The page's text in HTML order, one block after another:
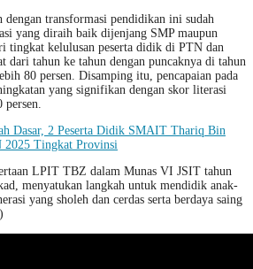
transformasi pendidikan ini sudah
yang diraih baik dijenjang SMP maupun
tingkat kelulusan peserta didik di PTN dan
dari tahun ke tahun dengan puncaknya di tahun
80 persen. Disamping itu, pencapaian pada
yang signifikan dengan skor literasi
Dasar, 2 Peserta Didik SMAIT Thariq Bin
2025 Tingkat Provinsi
LPIT TBZ dalam Munas VI JSIT tahun
menyatukan langkah untuk mendidik anak-
yang sholeh dan cerdas serta berdaya saing